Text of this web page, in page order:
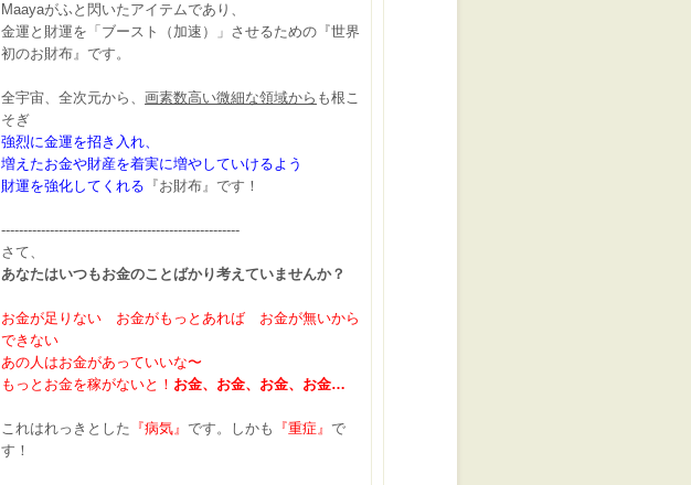
Maayaがふと閃いたアイテムであり、
金運と財運を「ブースト（加速）」させるための『世界
初のお財布』です。
全宇宙、全次元から、 画素数高い微細な領域から も根こ
そぎ
強烈に金運を招き入れ、
増えたお金や財産を着実に増やしていけるよう
財運を強化してくれる 『お財布』です！
------------------------------------------------------
さて、
あなたはいつもお金のことばかり考えていませんか？
お金が足りない お金がもっとあれば お金が無いから
できない
あの人はお金があっていいな〜
もっとお金を稼がないと！ お金、お金、お金、お金…
これはれっきとした 『病気』 です。しかも 『重症』 で
す！